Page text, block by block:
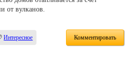
от вулканов.
Интересное Комментировать